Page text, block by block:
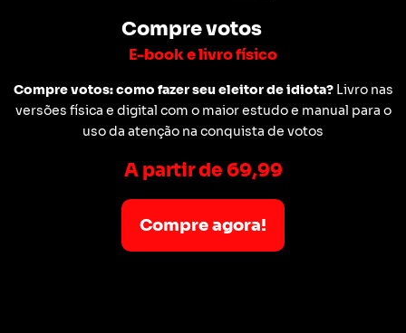
Compre votos
E-book e livro físico
Compre votos: como fazer seu eleitor de idiota?Livro nas
versões física e digital com o maior estudo e manual para o
uso da atenção na conquista de votos
A partir de 69,99
Compre agora!